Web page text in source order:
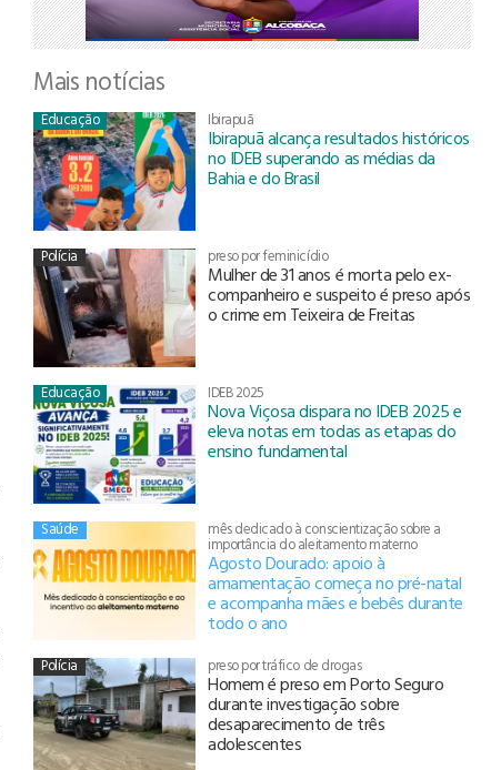
Mais notícias
Educação Ibirapuã
Ibirapuã alcança resultados históricos
no IDEB superando as médias da
Bahia e do Brasil
Polícia preso por feminicídio
Mulher de 31 anos é morta pelo ex-
companheiro e suspeito é preso após
o crime em Teixeira de Freitas
Educação IDEB 2025
Nova Viçosa dispara no IDEB 2025 e
eleva notas em todas as etapas do
ensino fundamental
Saúde mês dedicado à conscientização sobre a
importância do aleitamento materno
Agosto Dourado: apoio à
amamentação começa no pré-natal
e acompanha mães e bebês durante
todo o ano
Polícia preso por tráfico de drogas
Homem é preso em Porto Seguro
durante investigação sobre
desaparecimento de três
adolescentes